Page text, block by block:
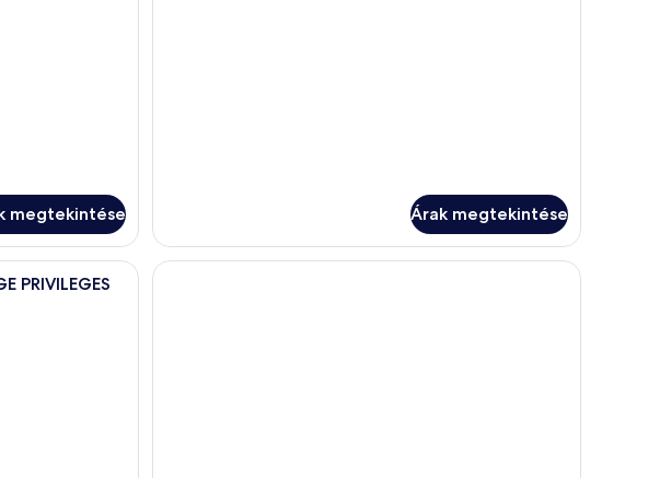
megtekintése Árak megtekintése
falakkal.
szállodai szoba, mely étkezővel, síkképernyős televízióval, kandallóval és konyhasarokkal rendelkezik.
PRIVILEGES